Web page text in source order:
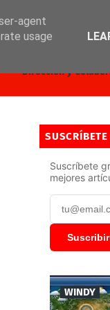
Dirección y
Suscríbete
mejores
WINDY
agent
usage